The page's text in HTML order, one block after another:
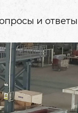
и ответы